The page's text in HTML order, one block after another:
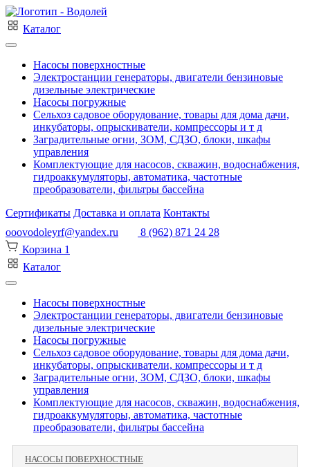
Каталог
Насосы поверхностные
Электростанции генераторы, двигатели бензиновые
дизельные электрические
Насосы погружные
Сельхоз садовое оборудование, товары для дома дачи,
инкубаторы, опрыскиватели, компрессоры и т д
Заградительные огни, ЗОМ, СДЗО, блоки, шкафы
управления
Комплектующие для насосов, скважин, водоснабжения,
гидроаккумуляторы, автоматика, частотные
преобразователи, фильтры бассейна
Сертификаты Доставка и оплата Контакты
ooovodoleyrf@yandex.ru
8 (962) 871 24 28
Корзина 1
Каталог
Насосы поверхностные
Электростанции генераторы, двигатели бензиновые
дизельные электрические
Насосы погружные
Сельхоз садовое оборудование, товары для дома дачи,
инкубаторы, опрыскиватели, компрессоры и т д
Заградительные огни, ЗОМ, СДЗО, блоки, шкафы
управления
Комплектующие для насосов, скважин, водоснабжения,
гидроаккумуляторы, автоматика, частотные
преобразователи, фильтры бассейна
НАСОСЫ ПОВЕРХНОСТНЫЕ